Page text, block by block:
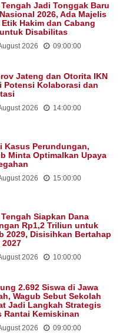
Jadi Tonggak Baru
2026, Ada Majelis
Etik Hakim dan Cabang
Disabilitas
2026 09:00:00
Jateng dan Otorita IKN
Potensi Kolaborasi dan
2026 14:00:00
Kasus Perundungan,
Minta Optimalkan Upaya
2026 15:00:00
Siapkan Dana
Rp1,2 Triliun untuk
2029, Disisihkan Bertahap
2027
2026 10:00:00
2.692 Siswa di Jawa
Wagub Sebut Sekolah
Jadi Langkah Strategis
Rantai Kemiskinan
2026 09:00:00